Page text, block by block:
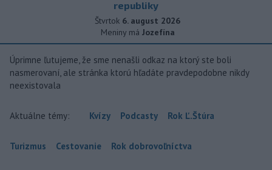
republiky
Štvrtok 6. august 2026
Meniny má Jozefína
Úprimne ľutujeme, že sme nenašli odkaz na ktorý ste boli
nasmerovaní, ale stránka ktorú hľadáte pravdepodobne nikdy
neexistovala
Aktuálne témy: Kvízy Podcasty Rok Ľ.Štúra
Turizmus Cestovanie Rok dobrovoľníctva